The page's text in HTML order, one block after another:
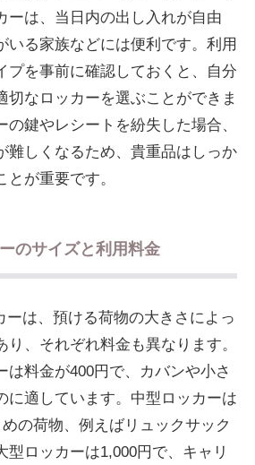
ーは、当日内の出し入れが自由
いる家族などには便利です。利用
プを事前に確認しておくと、自分
切なロッカーを選ぶことができま
鍵やレシートを紛失した場合、
難しくなるため、貴重品はしっか
とが重要です。
のサイズと利用料金
ーは、預ける荷物の大きさによっ
り、それぞれ料金も異なります。
は料金が400円で、カバンや小さ
に適しています。中型ロッカーは
の荷物、例えばリュックサック
型ロッカーは1,000円で、キャリ